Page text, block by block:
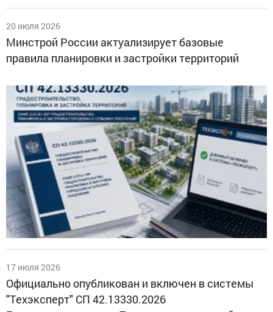
20 июля 2026
Минстрой России актуализирует базовые
правила планировки и застройки территорий
17 июля 2026
Официально опубликован и включен в системы
"Техэксперт" СП 42.13330.2026